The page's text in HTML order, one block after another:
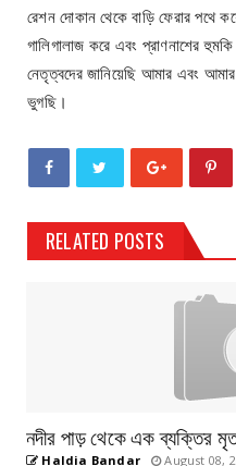
রেশন দোকান থেকে বাড়ি ফেরার পথে
গালিগালাজ করে এবং প্রাণনাশের
নেতৃত্বদের জানিয়েছি আমার এবং
ভুগছি।
RELATED POSTS
নদীর পাড় থেকে এক ব্যক্তির
Haldia Bandar August 08,